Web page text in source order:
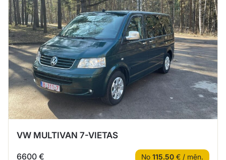
VW MULTIVAN 7-VIETAS
6600 € No 115.50 € / mēn.